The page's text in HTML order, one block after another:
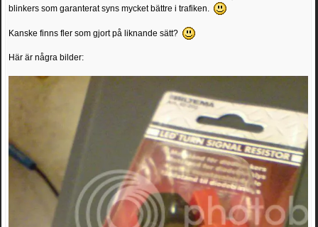
blinkers som garanterat syns mycket bättre i trafiken.
Kanske finns fler som gjort på liknande sätt?
Här är några bilder: